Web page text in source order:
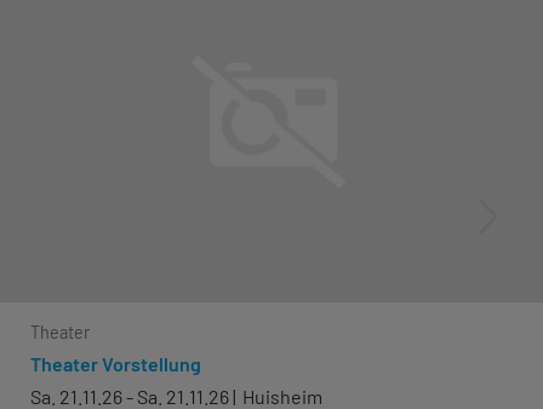
Theater
Theater Vorstellung
Sa. 21.11.26 - Sa. 21.11.26
Huisheim